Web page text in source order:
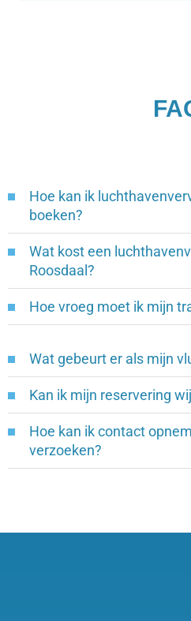
Hoe kan ik
boeken?
Wat kost een
Roosdaal?
Hoe vroeg moet ik mijn
Wat gebeurt er als mijn
Kan ik mijn reservering
Hoe kan ik contact
verzoeken?